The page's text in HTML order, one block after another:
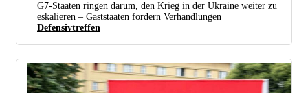
G7-Staaten ringen darum, den Krieg in der Ukraine weiter zu
eskalieren – Gaststaaten fordern Verhandlungen
Defensivtreffen